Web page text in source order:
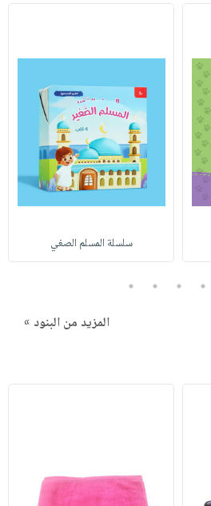
سلسلة المسلم الصغي
2
3
4
5
المزيد من البنود »